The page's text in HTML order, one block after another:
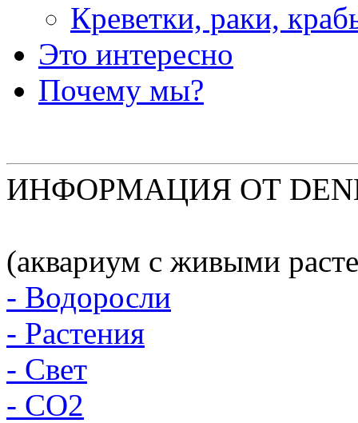
Креветки, раки,
Это интересно
Почему мы?
ИНФОРМАЦИЯ ОТ
(аквариум с живыми
- Водоросли
- Растения
- Свет
- CO2